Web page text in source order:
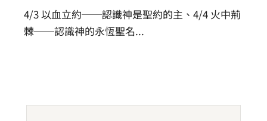
4/3 以血立約──認識神是聖約的主、4/4 火中荊
棘──認識神的永恆聖名...